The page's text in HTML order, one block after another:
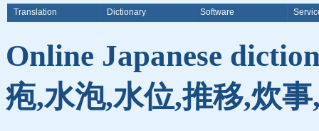
Translation Dictionary Software
Online Japanese
疱,水泡,水位,推移,炊